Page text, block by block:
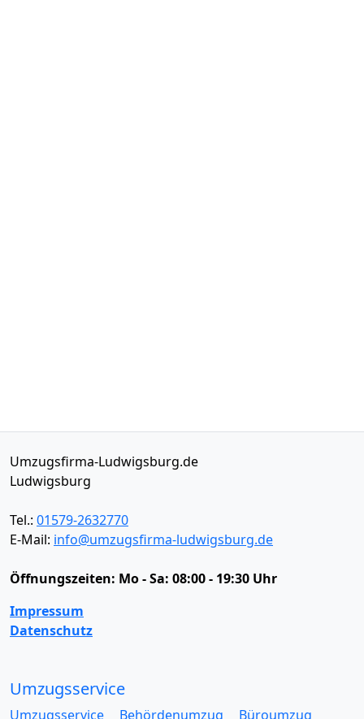
Umzugsfirma-Ludwigsburg.de
Ludwigsburg
Tel.: 01579-2632770
E-Mail: info@umzugsfirma-ludwigsburg.de
Öffnungszeiten: Mo - Sa: 08:00 - 19:30 Uhr
Impressum
Datenschutz
Umzugsservice
Umzugsservice Behördenumzug
Büroumzug